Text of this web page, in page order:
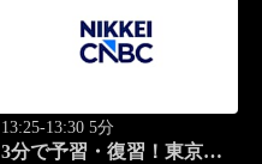
13:25-13:30 5分
3分で予習・復習！東京市